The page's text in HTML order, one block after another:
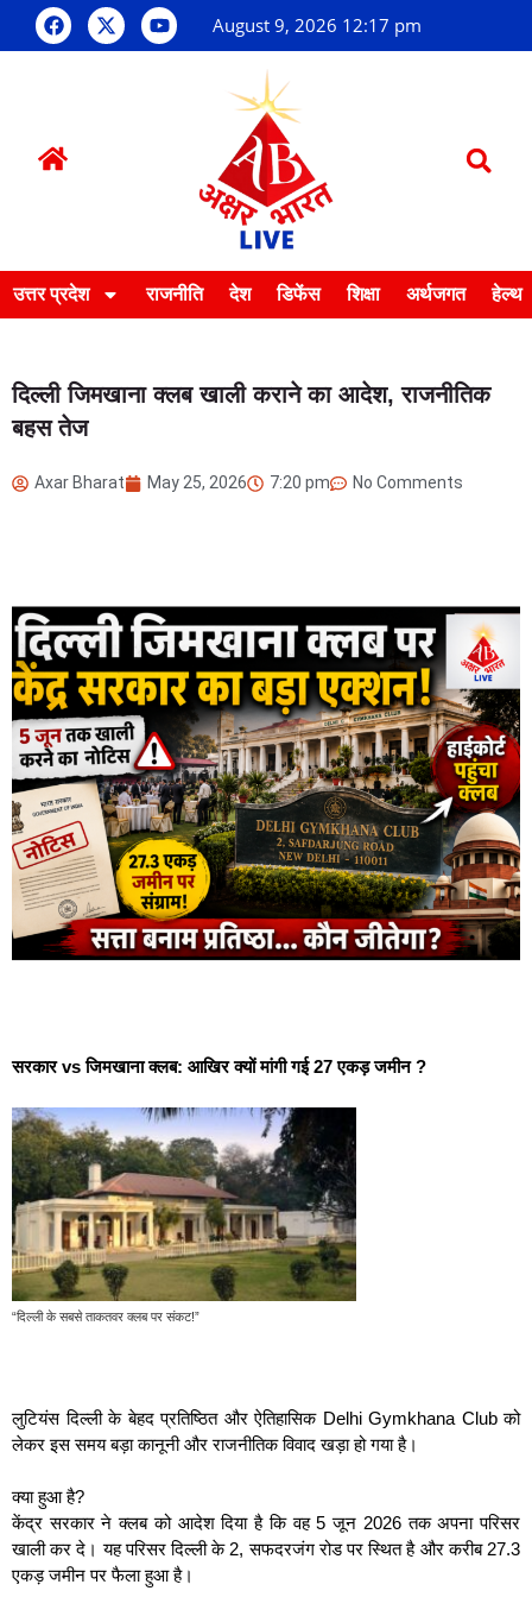
August 9, 2026 12:17 pm
उत्तर प्रदेश राजनीति देश डिफेंस शिक्षा अर्थजगत हेल्थ
दिल्ली जिमखाना क्लब खाली कराने का आदेश, राजनीतिक
बहस तेज
Axar Bharat May 25, 2026 7:20 pm No Comments
सरकार vs जिमखाना क्लब: आखिर क्यों मांगी गई 27 एकड़ जमीन ?
“दिल्ली के सबसे ताकतवर क्लब पर संकट!”
लुटियंस दिल्ली के बेहद प्रतिष्ठित और ऐतिहासिक Delhi Gymkhana Club को
लेकर इस समय बड़ा कानूनी और राजनीतिक विवाद खड़ा हो गया है।
क्या हुआ है?
केंद्र सरकार ने क्लब को आदेश दिया है कि वह 5 जून 2026 तक अपना परिसर
खाली कर दे। यह परिसर दिल्ली के 2, सफदरजंग रोड पर स्थित है और करीब 27.3
एकड़ जमीन पर फैला हुआ है।